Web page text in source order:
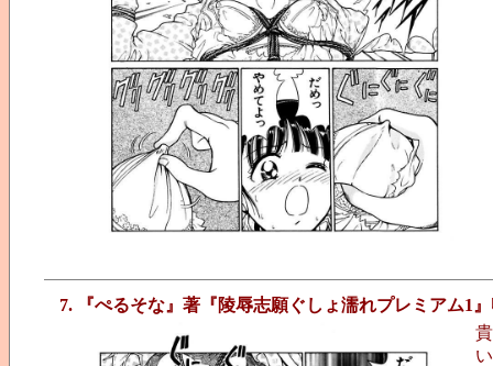
7. 『ぺるそな』著『陵辱志願ぐしょ濡れプレミアム1